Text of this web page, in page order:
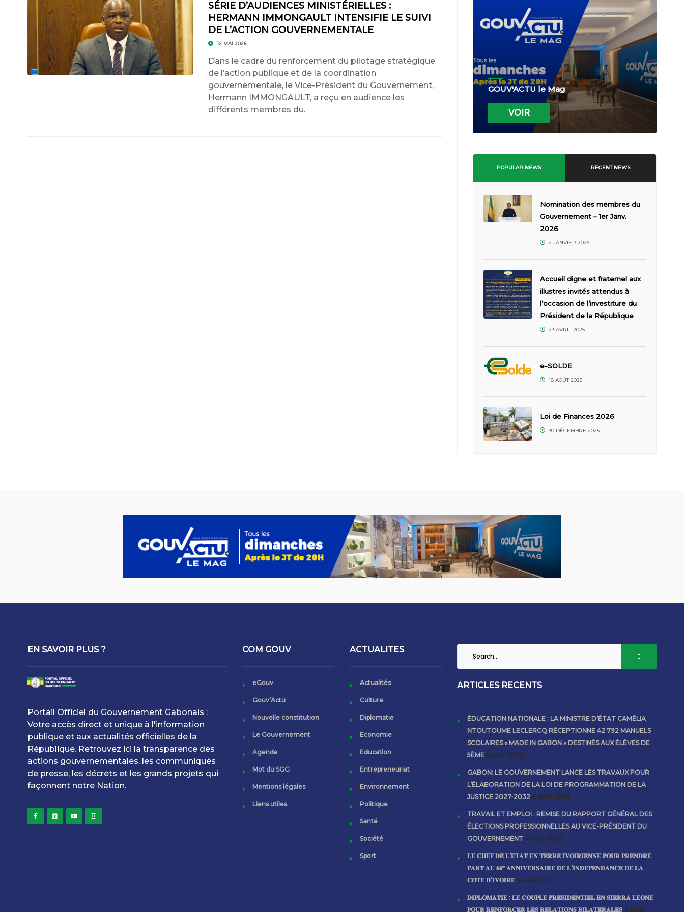
SÉRIE D’AUDIENCES MINISTÉRIELLES :
HERMANN IMMONGAULT INTENSIFIE LE SUIVI
DE L’ACTION GOUVERNEMENTALE
12 MAI 2026
Dans le cadre du renforcement du pilotage stratégique
de l’action publique et de la coordination
gouvernementale, le Vice-Président du Gouvernement,
Hermann IMMONGAULT, a reçu en audience les
différents membres du.
GOUV'ACTU le Mag
VOIR
POPULAR NEWS RECENT NEWS
Nomination des membres du
Gouvernement – 1er Janv.
2026
2 JANVIER 2026
Accueil digne et fraternel aux
illustres invités attendus à
l’occasion de l’investiture du
Président de la République
23 AVRIL 2025
e-SOLDE
18 AOÛT 2025
Loi de Finances 2026
30 DÉCEMBRE 2025
EN SAVOIR PLUS ?
Portail Officiel du Gouvernement Gabonais :
Votre accès direct et unique à l'information
publique et aux actualités officielles de la
République. Retrouvez ici la transparence des
actions gouvernementales, les communiqués
de presse, les décrets et les grands projets qui
façonnent notre Nation.
COM GOUV
eGouv
Gouv’Actu
Nouvelle constitution
Le Gouvernement
Agenda
Mot du SGG
Mentions légales
Liens utiles
ACTUALITES
Actualités
Culture
Diplomatie
Economie
Education
Entrepreneuriat
Environnement
Politique
Santé
Société
Sport
ARTICLES RECENTS
ÉDUCATION NATIONALE : LA MINISTRE D’ÉTAT CAMÉLIA
NTOUTOUME LECLERCQ RÉCEPTIONNE 42 792 MANUELS
SCOLAIRES « MADE IN GABON » DESTINÉS AUX ÉLÈVES DE
5ÈME 5 août 2026
GABON: LE GOUVERNEMENT LANCE LES TRAVAUX POUR
L’ÉLABORATION DE LA LOI DE PROGRAMMATION DE LA
JUSTICE 2027-2032 4 août 2026
TRAVAIL ET EMPLOI : REMISE DU RAPPORT GÉNÉRAL DES
ÉLECTIONS PROFESSIONNELLES AU VICE-PRÉSIDENT DU
GOUVERNEMENT 4 août 2026
𝐋𝐄 𝐂𝐇𝐄𝐅 𝐃𝐄 𝐋’𝐄́𝐓𝐀𝐓 𝐄𝐍 𝐓𝐄𝐑𝐑𝐄 𝐈𝐕𝐎𝐈𝐑𝐈𝐄𝐍𝐍𝐄 𝐏𝐎𝐔𝐑 𝐏𝐑𝐄𝐍𝐃𝐑𝐄
𝐏𝐀𝐑𝐓 𝐀𝐔 𝟔𝟔ᵉ 𝐀𝐍𝐍𝐈𝐕𝐄𝐑𝐒𝐀𝐈𝐑𝐄 𝐃𝐄 𝐋’𝐈𝐍𝐃𝐄́𝐏𝐄𝐍𝐃𝐀𝐍𝐂𝐄 𝐃𝐄 𝐋𝐀
𝐂𝐎̂𝐓𝐄 𝐃’𝐈𝐕𝐎𝐈𝐑𝐄 4 août 2026
𝐃𝐈𝐏𝐋𝐎𝐌𝐀𝐓𝐈𝐄 : 𝐋𝐄 𝐂𝐎𝐔𝐏𝐋𝐄 𝐏𝐑𝐄́𝐒𝐈𝐃𝐄𝐍𝐓𝐈𝐄𝐋 𝐄𝐍 𝐒𝐈𝐄𝐑𝐑𝐀 𝐋𝐄𝐎𝐍𝐄
𝐏𝐎𝐔𝐑 𝐑𝐄𝐍𝐅𝐎𝐑𝐂𝐄𝐑 𝐋𝐄𝐒 𝐑𝐄𝐋𝐀𝐓𝐈𝐎𝐍𝐒 𝐁𝐈𝐋𝐀𝐓𝐄́𝐑𝐀𝐋𝐄𝐒 2 août